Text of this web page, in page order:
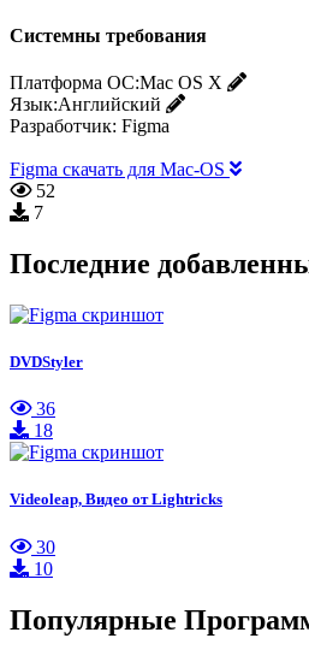
Системны требования
Платформа ОС:Mac OS X
Язык:Английский
Разработчик: Figma
Figma скачать для Mac-OS
52
7
Последние
DVDStyler
36
18
Videoleap, Видео от Lightricks
30
10
Популярные